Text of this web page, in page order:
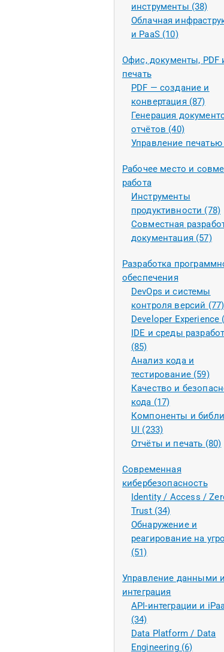
инструменты (38)
Облачная
и PaaS (10)
Офис, документы, PDF
печать
PDF — создание и
конвертация (87)
Генерация
отчётов (40)
Управление печатью
Рабочее место и
работа
Инструменты
продуктивности (78)
Совместная
документация (57)
Разработка
обеспечения
DevOps и системы
контроля версий (77)
Developer Experience
IDE и среды
(85)
Анализ кода и
тестирование (59)
Качество и
кода (17)
Компоненты и
UI (233)
Отчёты и печать (80)
Современная
кибербезопасность
Identity / Access /
Trust (34)
Обнаружение и
реагирование на
(51)
Управление данными и
интеграция
API-интеграции и
(34)
Data Platform / Data
Engineering (6)